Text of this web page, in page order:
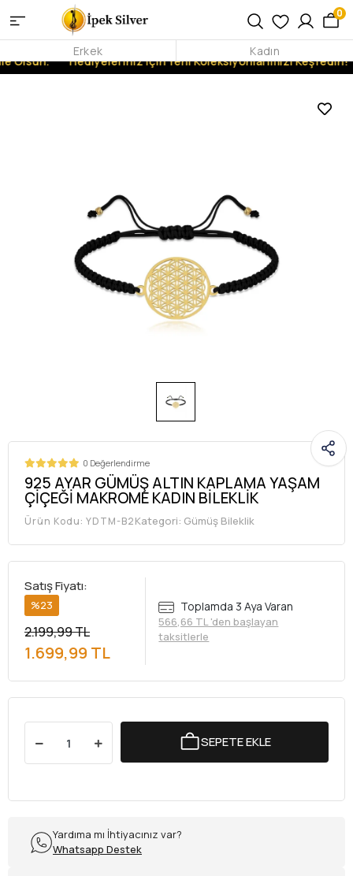
Olsun. Hediyeleriniz İçin Yeni Koleksiyonlarımızı Keşfedin!
0
Erkek Kadın
0 Değerlendirme
925 AYAR GÜMÜŞ ALTIN KAPLAMA YAŞAM
ÇİÇEĞİ MAKROME KADIN BİLEKLİK
Ürün Kodu: YDTM-B2Kategori: Gümüş Bileklik
Satış Fiyatı:
%23
2.199,99 TL
1.699,99 TL
Toplamda 3 Aya Varan
566,66 TL 'den başlayan
taksitlerle
SEPETE EKLE
Yardıma mı İhtiyacınız var?
Whatsapp Destek